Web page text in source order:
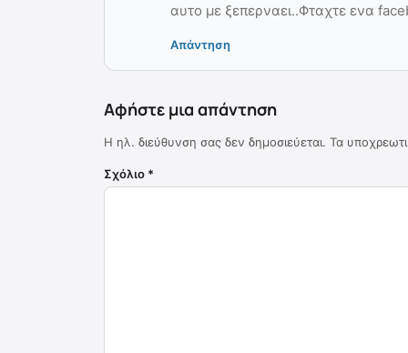
αυτο με ξεπερναει..Φταχτε ενα
Απάντηση
Αφήστε μια απάντηση
Η ηλ. διεύθυνση σας δεν δημοσιεύεται. Τα
Σχόλιο *